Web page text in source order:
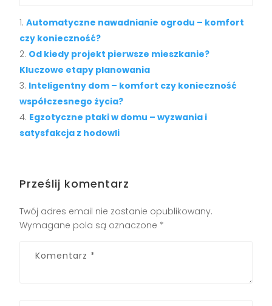
Automatyczne nawadnianie ogrodu – komfort
czy konieczność?
Od kiedy projekt pierwsze mieszkanie?
Kluczowe etapy planowania
Inteligentny dom – komfort czy konieczność
współczesnego życia?
Egzotyczne ptaki w domu – wyzwania i
satysfakcja z hodowli
Prześlij komentarz
Twój adres email nie zostanie opublikowany.
Wymagane pola są oznaczone *